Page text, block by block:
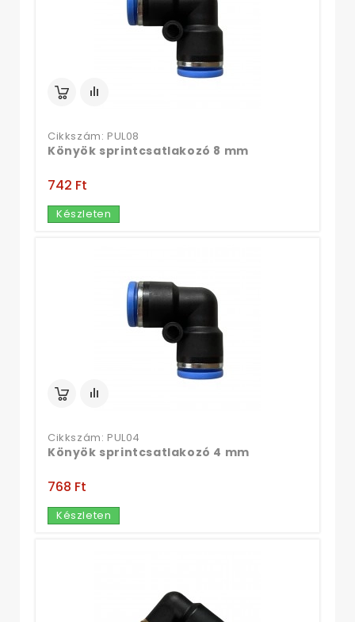
Cikkszám: PUL08
Könyök sprintcsatlakozó 8 mm
742 Ft‎
Készleten
Cikkszám: PUL04
Könyök sprintcsatlakozó 4 mm
768 Ft‎
Készleten